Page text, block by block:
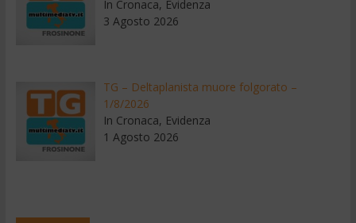
In Cronaca, Evidenza
3 Agosto 2026
TG – Deltaplanista muore folgorato –
1/8/2026
In Cronaca, Evidenza
1 Agosto 2026